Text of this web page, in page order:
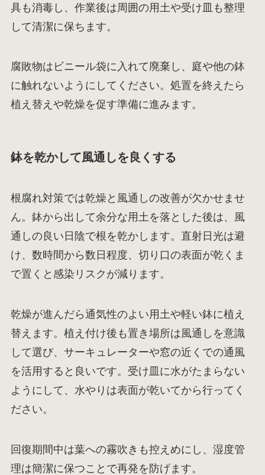
具も消毒し、作業後は周囲の用土や受け皿も整理
して清潔に保ちます。
腐敗物はビニール袋に入れて廃棄し、庭や他の鉢
に触れないようにしてください。処置を終えたら
植え替えや乾燥を促す準備に進みます。
鉢を乾かして風通しを良くする
根腐れ対策では乾燥と風通しの改善が欠かせませ
ん。鉢から出して余分な用土を落とした後は、風
通しの良い日陰で根を乾かします。直射日光は避
け、数時間から数日程度、切り口の表面が乾くま
で置くと感染リスクが減ります。
乾燥が進んだら通気性のよい用土や軽い鉢に植え
替えます。植え付け後も置き場所は風通しを意識
して選び、サーキュレーターや窓の近くでの通風
を活用すると良いです。受け皿に水がたまらない
ようにして、水やりは表面が乾いてから行ってく
ださい。
回復期間中は葉への霧吹きも控えめにし、湿度管
理は簡潔に保つことで再発を防げます。